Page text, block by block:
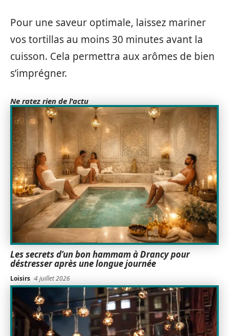
Pour une saveur optimale, laissez mariner
vos tortillas au moins 30 minutes avant la
cuisson. Cela permettra aux arômes de bien
s’imprégner.
Ne ratez rien de l'actu
Les secrets d’un bon hammam à Drancy pour
déstresser après une longue journée
Loisirs 4 juillet 2026